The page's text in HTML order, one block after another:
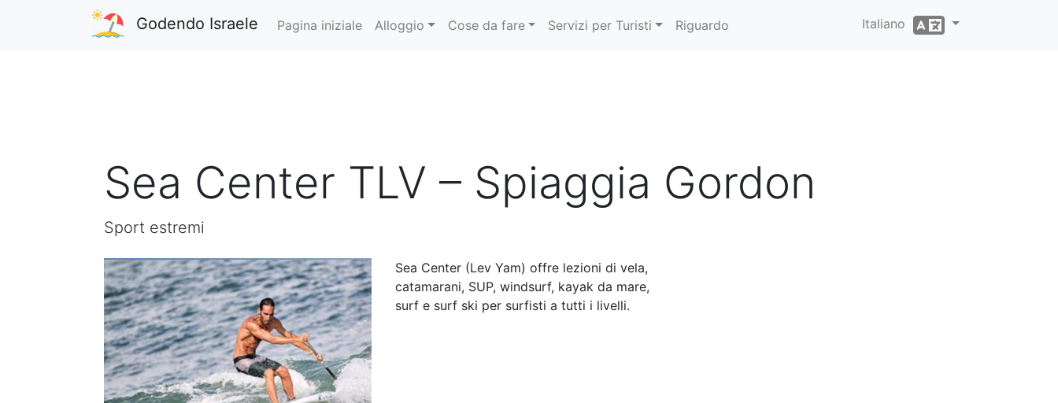
Godendo Israele Pagina iniziale Alloggio Cose da fare Servizi per Turisti Riguardo Italiano
Sea Center TLV – Spiaggia Gordon
Sport estremi
Sea Center (Lev Yam) offre lezioni di vela,
catamarani, SUP, windsurf, kayak da mare,
surf e surf ski per surfisti a tutti i livelli.